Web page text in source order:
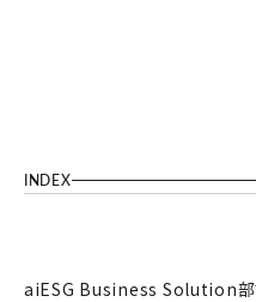
INDEX
aiESG Business Solution部